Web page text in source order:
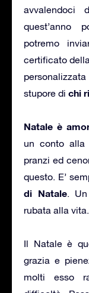
avvalendoci
quest’anno
potremo
certificato
stupore di chi
Natale è
un conto alla
pranzi ed
questo. E’
di Natale. Un
rubata alla vita.
Il Natale è
grazia e
molti esso